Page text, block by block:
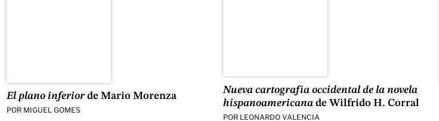
El plano inferiorde Mario Morenza
POR MIGUEL GOMES
Nueva cartografía occidental de la novela
hispanoamericana de Wilfrido H. Corral
POR LEONARDO VALENCIA